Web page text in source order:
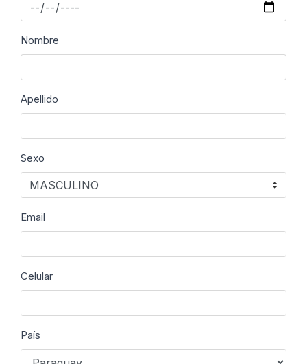
Nombre
Apellido
Sexo
Email
Celular
País